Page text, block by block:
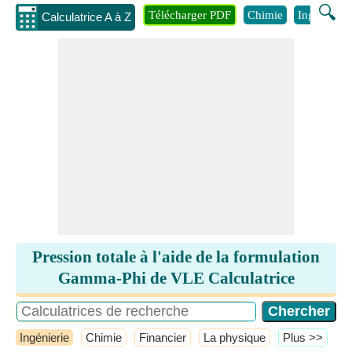
Calculatrice A à Z 🔍
Télécharger PDF Chimie Ingénierie
Pression totale à l'aide de la formulation
Gamma-Phi de VLE Calculatrice
Ingénierie Chimie Financier La physique ​Plus >>